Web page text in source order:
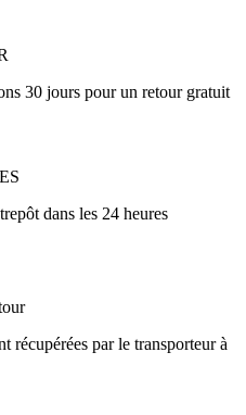
30 jours pour un retour gratuit
dans les 24 heures
récupérées par le transporteur à